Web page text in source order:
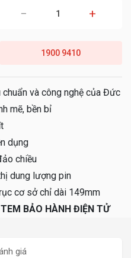
− +
1900 9410
và công nghệ của Đức
mẽ, bền bỉ
dụng
chiều
dung lượng pin
cơ sở chỉ dài 149mm
BẢO HÀNH ĐIỆN TỬ
giá